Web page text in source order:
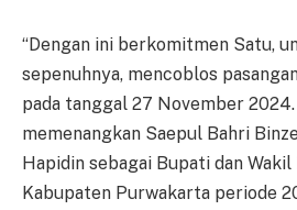
“Dengan ini berkomitmen Satu,
sepenuhnya, mencoblos
pada tanggal 27 November 2024.
memenangkan Saepul Bahri
Hapidin sebagai Bupati dan
Kabupaten Purwakarta periode